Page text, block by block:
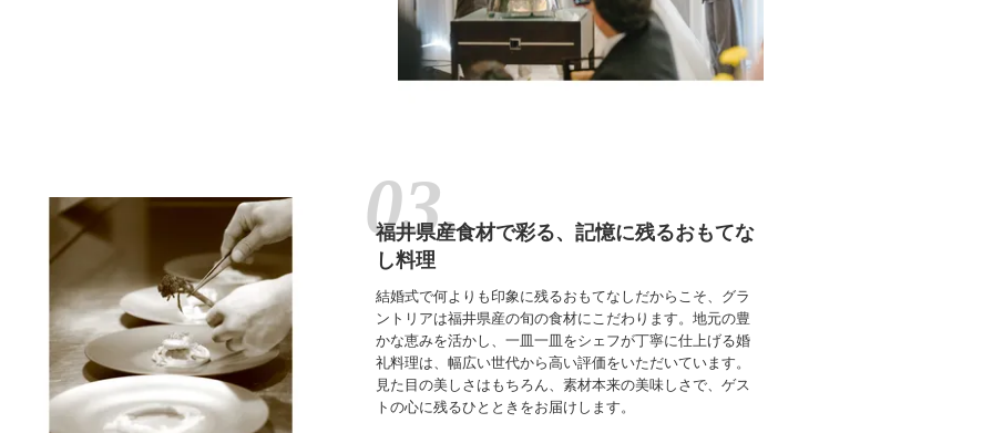
福井県産食材で彩る、記憶に残るおもてな
し料理
結婚式で何よりも印象に残るおもてなしだからこそ、グラ
ントリアは福井県産の旬の食材にこだわります。地元の豊
かな恵みを活かし、一皿一皿をシェフが丁寧に仕上げる婚
礼料理は、幅広い世代から高い評価をいただいています。
見た目の美しさはもちろん、素材本来の美味しさで、ゲス
トの心に残るひとときをお届けします。